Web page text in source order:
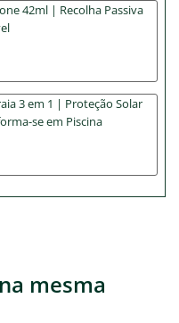
42ml | Recolha Passiva
3 em 1 | Proteção Solar
se em Piscina
mesma